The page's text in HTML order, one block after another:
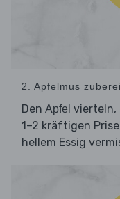
2. Apfelmus
Den Apfel vierteln,
1–2 kräftigen
hellem Essig